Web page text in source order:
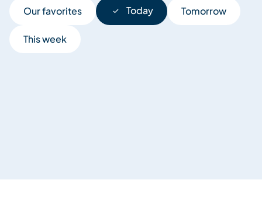
Our favorites Today Tomorrow
This week